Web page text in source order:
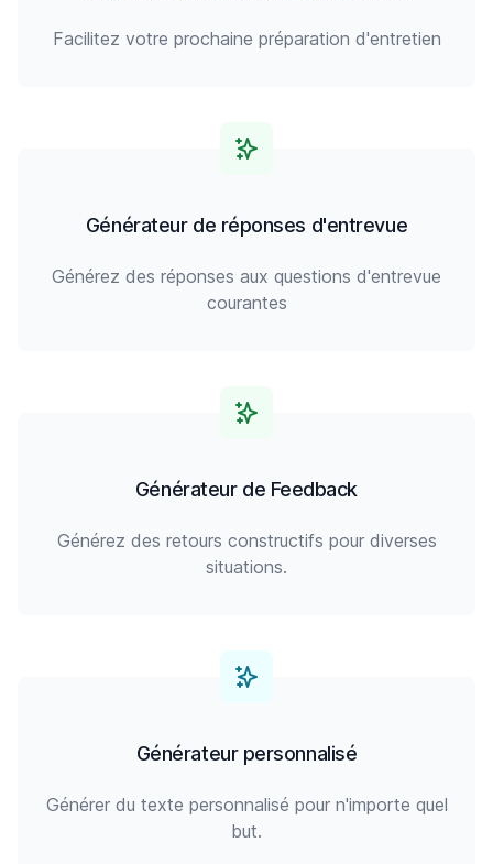
Facilitez votre prochaine préparation d'entretien
Générateur de réponses d'entrevue
Générez des réponses aux questions d'entrevue
courantes
Générateur de Feedback
Générez des retours constructifs pour diverses
situations.
Générateur personnalisé
Générer du texte personnalisé pour n'importe quel
but.